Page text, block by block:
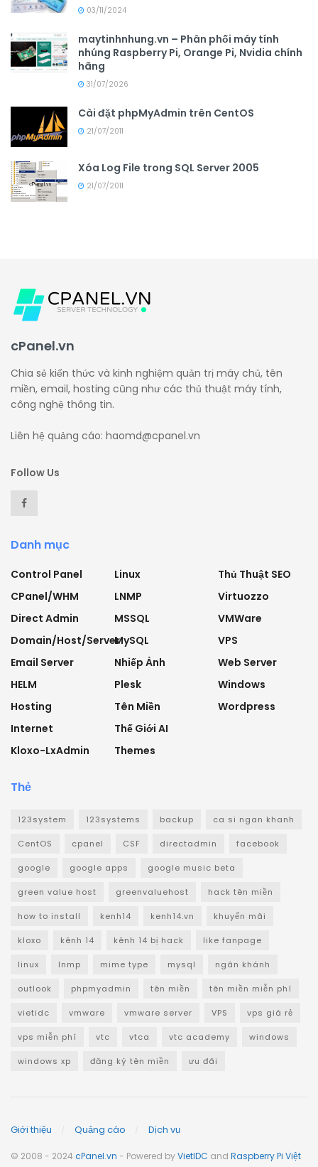
03/11/2024
maytinhnhung.vn – Phân phối máy tính
nhúng Raspberry Pi, Orange Pi, Nvidia chính
hãng
31/07/2026
Cài đặt phpMyAdmin trên CentOS
21/07/2011
Xóa Log File trong SQL Server 2005
21/07/2011
cPanel.vn
Chia sẻ kiến thức và kinh nghiệm quản trị máy chủ, tên
miền, email, hosting cũng như các thủ thuật máy tính,
công nghệ thông tin.
Liên hệ quảng cáo: haomd@cpanel.vn
Follow Us
Danh mục
Control Panel
CPanel/WHM
Direct Admin
Domain/Host/Server
Email Server
HELM
Hosting
Internet
Kloxo-LxAdmin
Linux
LNMP
MSSQL
MySQL
Nhiếp Ảnh
Plesk
Tên Miền
Thế Giới AI
Themes
Thủ Thuật SEO
Virtuozzo
VMWare
VPS
Web Server
Windows
Wordpress
Thẻ
123system 123systems backup ca si ngan khanh
CentOS cpanel CSF directadmin facebook
google google apps google music beta
green value host greenvaluehost hack tên miền
how to install kenh14 kenh14.vn khuyến mãi
kloxo kênh 14 kênh 14 bị hack like fanpage
linux lnmp mime type mysql ngân khánh
outlook phpmyadmin tên miền tên miền miễn phí
vietidc vmware vmware server VPS vps giá rẻ
vps miễn phí vtc vtca vtc academy windows
windows xp đăng ký tên miền ưu đãi
Giới thiệu Quảng cáo Dịch vụ
© 2008 - 2024 cPanel.vn - Powered byVietIDC and Raspberry Pi Việt